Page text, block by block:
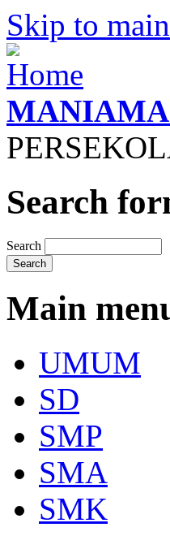
Skip to
Search
Search
Main
UMUM
SD
SMP
SMA
SMK